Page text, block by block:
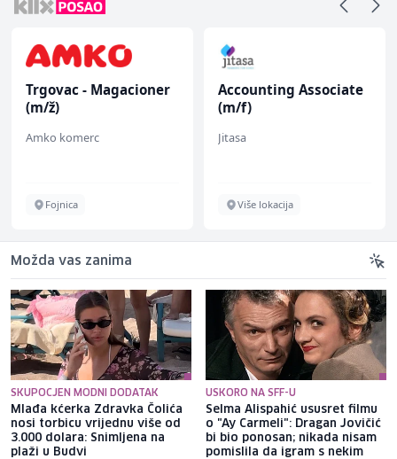
Trgovac - Magacioner
(m/ž)
Amko komerc
Fojnica
Accounting Associate
(m/f)
Jitasa
Više lokacija
Možda vas zanima
SKUPOCJEN MODNI DODATAK
Mlađa kćerka Zdravka Čolića
nosi torbicu vrijednu više od
3.000 dolara: Snimljena na
plaži u Budvi
USKORO NA SFF-U
Selma Alispahić ususret filmu
o "Ay Carmeli": Dragan Jovičić
bi bio ponosan; nikada nisam
pomislila da igram s nekim